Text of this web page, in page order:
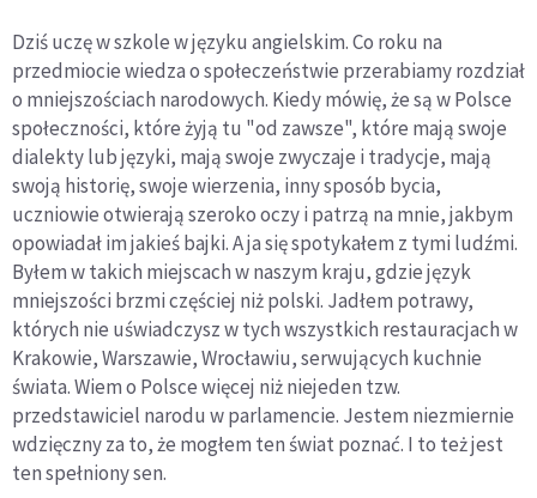
Dziś uczę w szkole w języku angielskim. Co roku na
przedmiocie wiedza o społeczeństwie przerabiamy rozdział
o mniejszościach narodowych. Kiedy mówię, że są w Polsce
społeczności, które żyją tu "od zawsze", które mają swoje
dialekty lub języki, mają swoje zwyczaje i tradycje, mają
swoją historię, swoje wierzenia, inny sposób bycia,
uczniowie otwierają szeroko oczy i patrzą na mnie, jakbym
opowiadał im jakieś bajki. A ja się spotykałem z tymi ludźmi.
Byłem w takich miejscach w naszym kraju, gdzie język
mniejszości brzmi częściej niż polski. Jadłem potrawy,
których nie uświadczysz w tych wszystkich restauracjach w
Krakowie, Warszawie, Wrocławiu, serwujących kuchnie
świata. Wiem o Polsce więcej niż niejeden tzw.
przedstawiciel narodu w parlamencie. Jestem niezmiernie
wdzięczny za to, że mogłem ten świat poznać. I to też jest
ten spełniony sen.